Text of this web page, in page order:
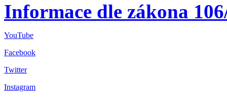
Informace dle zákona
YouTube
Facebook
Twitter
Instagram